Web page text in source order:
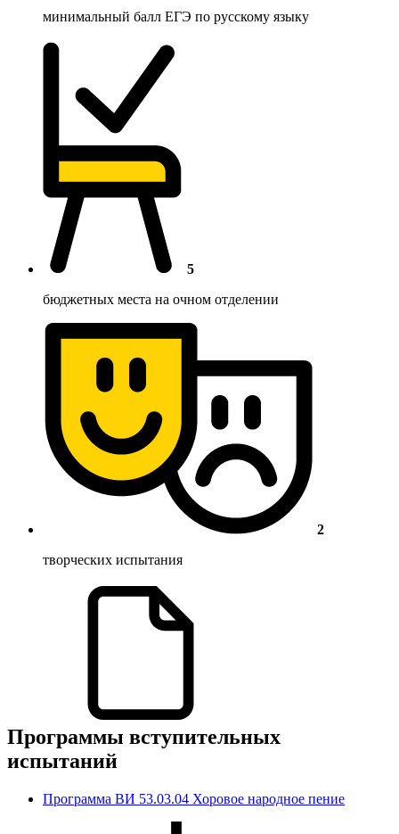
минимальный балл ЕГЭ по русскому языку
5
бюджетных места на очном отделении
2
творческих испытания
Программы вступительных
испытаний
Программа ВИ 53.03.04 Хоровое народное пение